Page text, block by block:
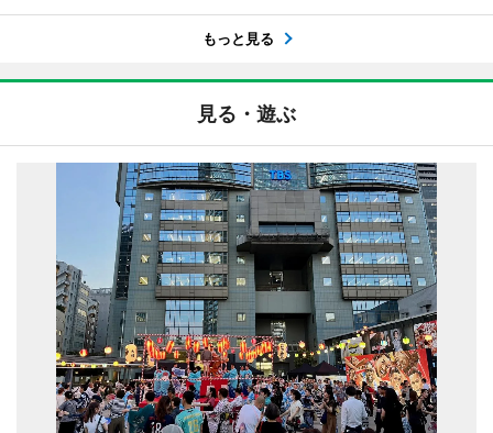
もっと見る
見る・遊ぶ